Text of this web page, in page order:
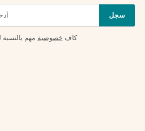
سجل
كاف خصوصية مهم بالنسبة